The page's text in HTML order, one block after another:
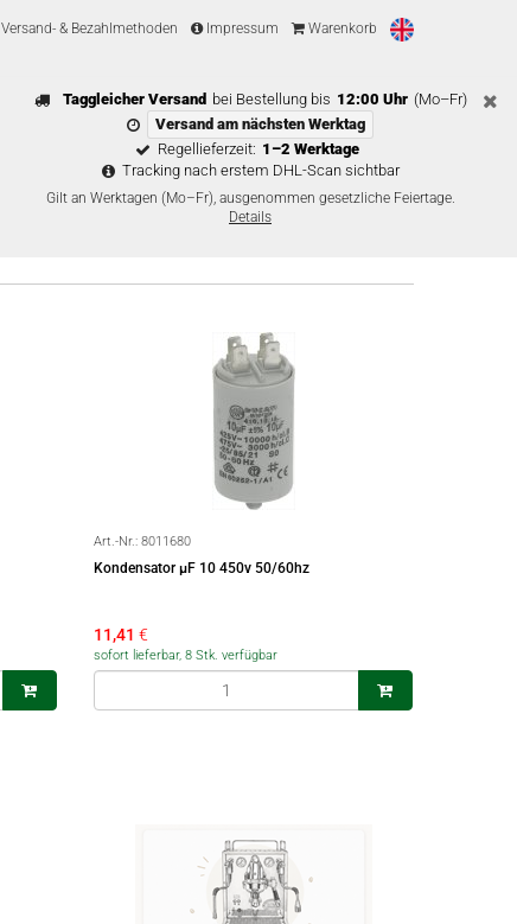
Versand- & Bezahlmethoden Impressum Warenkorb
Taggleicher Versand bei Bestellung bis 12:00 Uhr (Mo–Fr)
Versand am nächsten Werktag
Regellieferzeit: 1–2 Werktage
Tracking nach erstem DHL-Scan sichtbar
Gilt an Werktagen (Mo–Fr), ausgenommen gesetzliche Feiertage.
Details
Art.-Nr.: 8011680
Kondensator µF 10 450v 50/60hz
11,41 €
sofort lieferbar, 8 Stk. verfügbar